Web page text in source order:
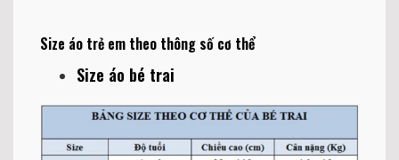
Size áo trẻ em theo thông số cơ thể
Size áo bé trai